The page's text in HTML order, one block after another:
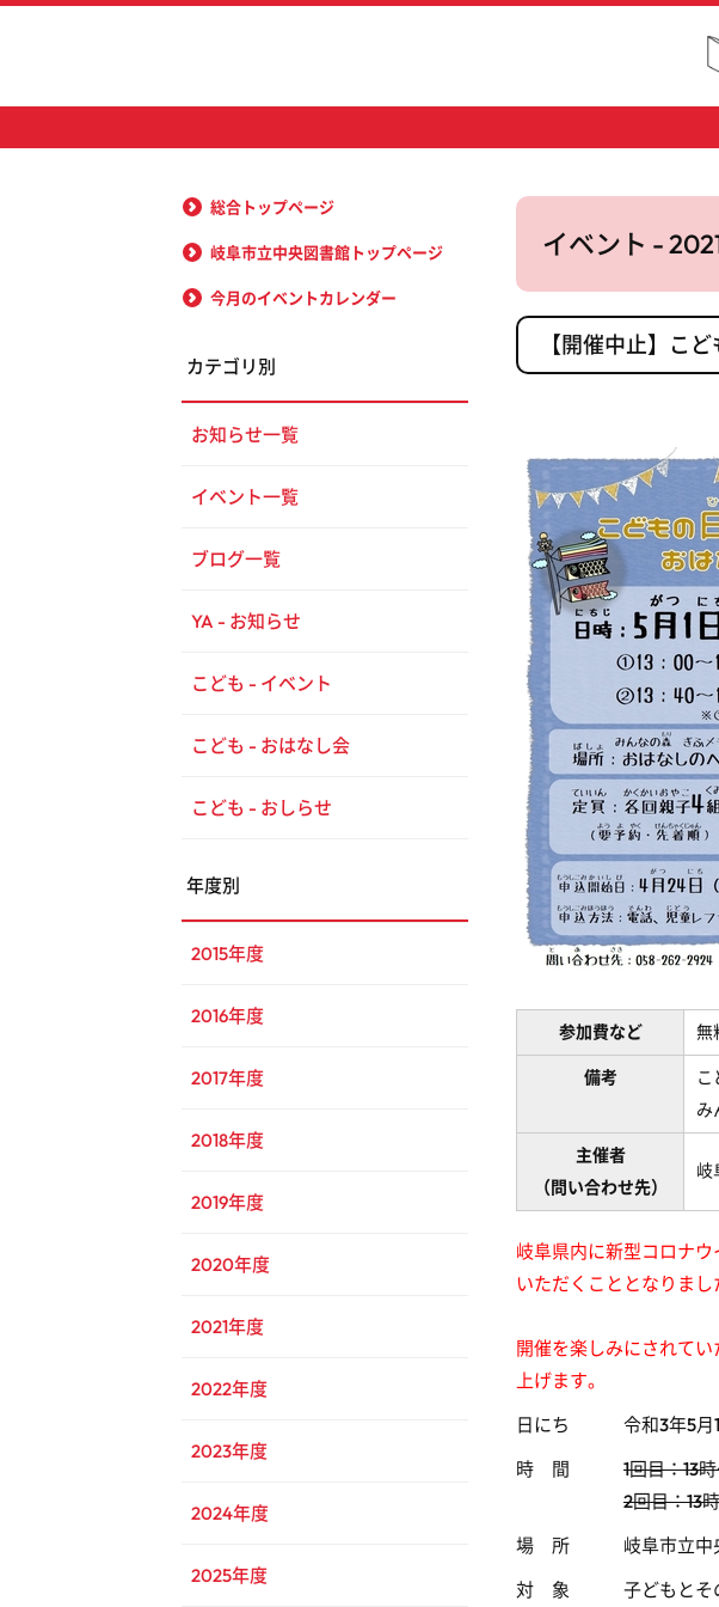
イベント -
【開催中止】こ
参加費など 無
備考
こ
み
主催者
（問い合わせ先）
岐
岐阜県内に新型コロナ
いただくこととなりまし
開催を楽しみにされて
上げます。
日にち 令和3年5月1
時 間 1回目：13
2回目：13
場 所 岐阜市立中央
対 象 子どもとそ
総合トップページ
岐阜市立中央図書館トップページ
今月のイベントカレンダー
カテゴリ別
お知らせ一覧
イベント一覧
ブログ一覧
YA - お知らせ
こども - イベント
こども - おはなし会
こども - おしらせ
年度別
2015年度
2016年度
2017年度
2018年度
2019年度
2020年度
2021年度
2022年度
2023年度
2024年度
2025年度